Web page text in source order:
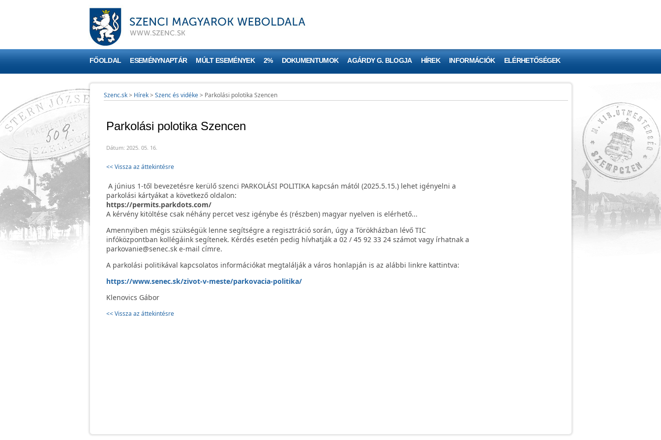
FŐOLDAL ESEMÉNYNAPTÁR MÚLT ESEMÉNYEK 2% DOKUMENTUMOK AGÁRDY G. BLOGJA HÍREK INFORMÁCIÓK ELÉRHETŐSÉGEK
Szenc.sk> Hírek> Szenc és vidéke> Parkolási polotika Szencen
Parkolási polotika Szencen
Dátum: 2025. 05. 16.
<< Vissza az áttekintésre
A június 1-től bevezetésre kerülő szenci PARKOLÁSI POLITIKA kapcsán mától (2025.5.15.) lehet igényelni a
parkolási kártyákat a következő oldalon:
https://permits.parkdots.com/
A kérvény kitöltése csak néhány percet vesz igénybe és (részben) magyar nyelven is elérhető...
Amennyiben mégis szükségük lenne segítségre a regisztráció során, úgy a Törökházban lévő TIC
infóközpontban kollégáink segítenek. Kérdés esetén pedig hívhatják a 02 / 45 92 33 24 számot vagy írhatnak a
parkovanie@senec.sk e-mail címre.
A parkolási politikával kapcsolatos információkat megtalálják a város honlapján is az alábbi linkre kattintva:
https://www.senec.sk/zivot-v-meste/parkovacia-politika/
Klenovics Gábor
<< Vissza az áttekintésre